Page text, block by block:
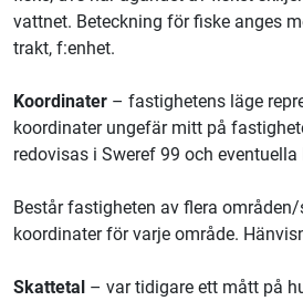
vattnet. Beteckning för fiske anges
trakt, f:enhet.
Koordinater – fastighetens läge
koordinater ungefär mitt på
redovisas i Sweref 99 och
Består fastigheten av flera
koordinater för varje område.
Skattetal – var tidigare ett mått på